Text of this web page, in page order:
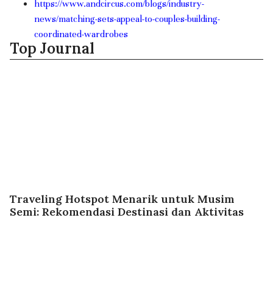
https://www.andcircus.com/blogs/industry-
news/matching-sets-appeal-to-couples-building-
coordinated-wardrobes
Top Journal
Traveling Hotspot Menarik untuk Musim
Semi: Rekomendasi Destinasi dan Aktivitas